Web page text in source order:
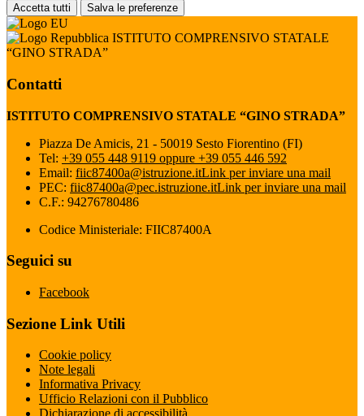
Accetta tutti Salva le preferenze
ISTITUTO COMPRENSIVO STATALE
“GINO STRADA”
Contatti
ISTITUTO COMPRENSIVO STATALE “GINO STRADA”
Piazza De Amicis, 21 - 50019 Sesto Fiorentino (FI)
Tel: +39 055 448 9119 oppure +39 055 446 592
Email: fiic87400a@istruzione.itLink per inviare una mail
PEC: fiic87400a@pec.istruzione.itLink per inviare una mail
C.F.: 94276780486
Codice Ministeriale: FIIC87400A
Seguici su
Facebook
Sezione Link Utili
Cookie policy
Note legali
Informativa Privacy
Ufficio Relazioni con il Pubblico